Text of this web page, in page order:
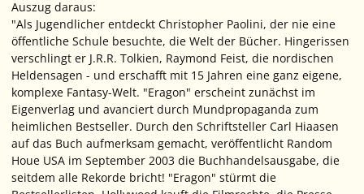
Auszug daraus:
"Als Jugendlicher entdeckt Christopher Paolini, der nie eine
öffentliche Schule besuchte, die Welt der Bücher. Hingerissen
verschlingt er J.R.R. Tolkien, Raymond Feist, die nordischen
Heldensagen - und erschafft mit 15 Jahren eine ganz eigene,
komplexe Fantasy-Welt. "Eragon" erscheint zunächst im
Eigenverlag und avanciert durch Mundpropaganda zum
heimlichen Bestseller. Durch den Schriftsteller Carl Hiaasen
auf das Buch aufmerksam gemacht, veröffentlicht Random
Houe USA im September 2003 die Buchhandelsausgabe, die
seitdem alle Rekorde bricht! "Eragon" stürmt die